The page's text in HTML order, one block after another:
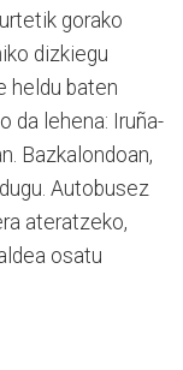
gorako
dizkiegu
heldu baten
da lehena: Iruña-
Bazkalondoan,
Autobusez
ateratzeko,
osatu